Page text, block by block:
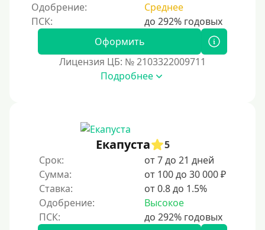
Одобрение:
Среднее
Оформить
Лицензия ЦБ: № 2103322009711
Подробнее
Екапуста
5
Срок:
от 7 до 21 дней
Сумма:
от 100 до 30 000 ₽
Ставка:
от 0.8 до 1.5%
Одобрение:
Высокое